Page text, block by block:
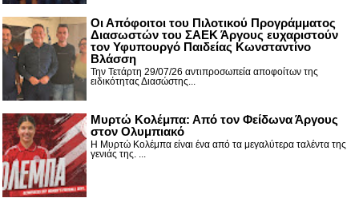
Οι Απόφοιτοι του Πιλοτικού Προγράμματος
Διασωστών του ΣΑΕΚ Άργους ευχαριστούν
τον Υφυπουργό Παιδείας Κωνσταντίνο
Βλάσση
Την Τετάρτη 29/07/26 αντιπροσωπεία αποφοίτων της
ειδικότητας Διασώστης...
Μυρτώ Κολέμπα: Από τον Φείδωνα Άργους
στον Ολυμπιακό
Η Μυρτώ Κολέμπα είναι ένα από τα μεγαλύτερα ταλέντα της
γενιάς της. ...